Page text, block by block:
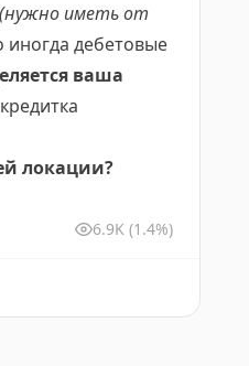
(нужно иметь от
иногда дебетовые
ваша
локации?
6.9K (1.4%)